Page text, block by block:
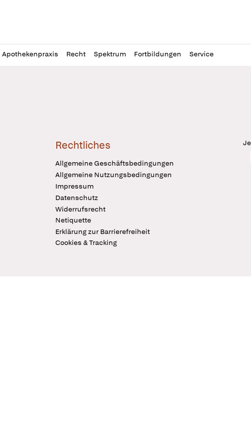
Apothekenpraxis Recht Spektrum Fortbildungen Service
Rechtliches
Allgemeine Geschäftsbedingungen
Allgemeine Nutzungsbedingungen
Impressum
Datenschutz
Widerrufsrecht
Netiquette
Erklärung zur Barrierefreiheit
Cookies & Tracking